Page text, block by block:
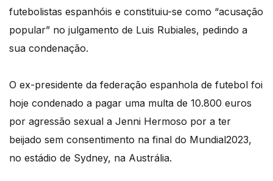
futebolistas espanhóis e constituiu-se como “acusação
popular” no julgamento de Luis Rubiales, pedindo a
sua condenação.
O ex-presidente da federação espanhola de futebol foi
hoje condenado a pagar uma multa de 10.800 euros
por agressão sexual a Jenni Hermoso por a ter
beijado sem consentimento na final do Mundial2023,
no estádio de Sydney, na Austrália.